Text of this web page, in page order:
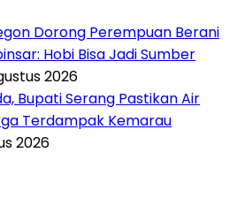
Dorong Perempuan Berani
Hobi Bisa Jadi Sumber
2026
Bupati Serang Pastikan Air
Terdampak Kemarau
2026